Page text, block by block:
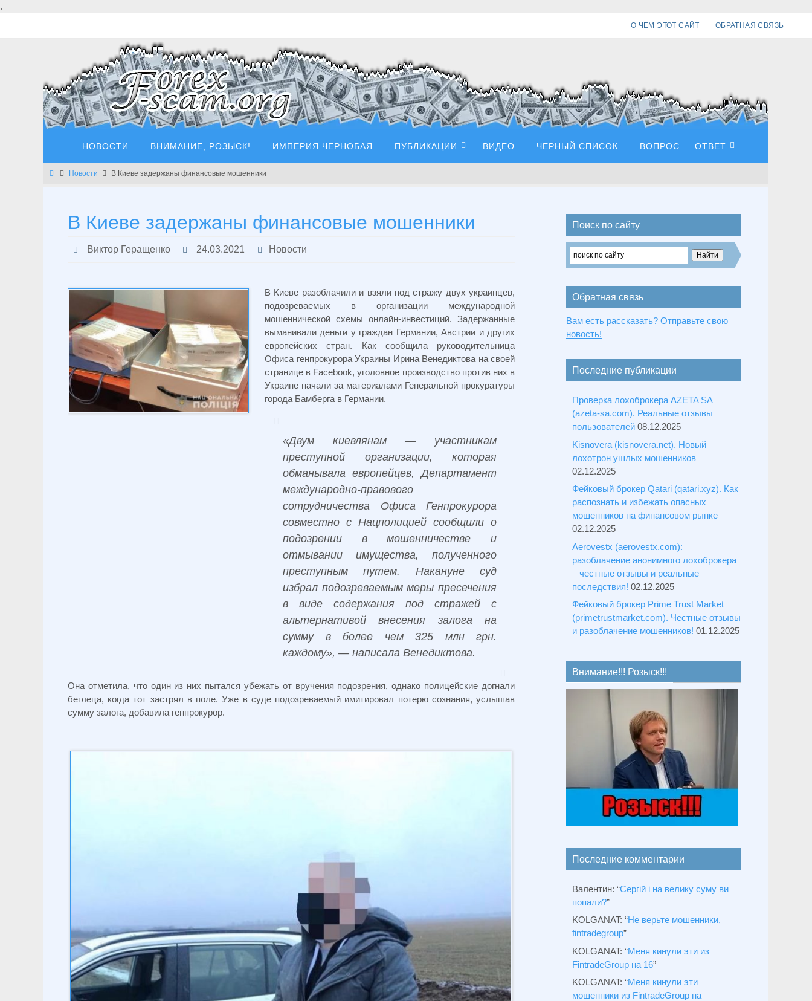
.
О ЧЕМ ЭТОТ САЙТ ОБРАТНАЯ СВЯЗЬ
НОВОСТИ ВНИМАНИЕ, РОЗЫСК! ИМПЕРИЯ ЧЕРНОБАЯ ПУБЛИКАЦИИ ВИДЕО ЧЕРНЫЙ СПИСОК ВОПРОС — ОТВЕТ
Главная
Новости В Киеве задержаны финансовые мошенники
В Киеве задержаны финансовые мошенники
Виктор Геращенко 24.03.2021 Новости
В Киеве разоблачили и взяли под стражу двух украинцев,
подозреваемых в организации международной
мошеннической схемы онлайн-инвестиций. Задержанные
выманивали деньги у граждан Германии, Австрии и других
европейских стран. Как сообщила руководительница
Офиса генпрокурора Украины Ирина Венедиктова на своей
странице в Facebook, уголовное производство против них в
Украине начали за материалами Генеральной прокуратуры
города Бамберга в Германии.
«Двум киевлянам — участникам
преступной организации, которая
обманывала европейцев, Департамент
международно-правового
сотрудничества Офиса Генпрокурора
совместно с Нацполицией сообщили о
подозрении в мошенничестве и
отмывании имущества, полученного
преступным путем. Накануне суд
избрал подозреваемым меры пресечения
в виде содержания под стражей с
альтернативой внесения залога на
сумму в более чем 325 млн грн.
каждому», — написала Венедиктова.
Она отметила, что один из них пытался убежать от вручения подозрения, однако полицейские догнали
беглеца, когда тот застрял в поле. Уже в суде подозреваемый имитировал потерю сознания, услышав
сумму залога, добавила генпрокурор.
Поиск по сайту
Обратная связь
Вам есть рассказать? Отправьте свою
новость!
Последние публикации
Проверка лохоброкера AZETA SA
(azeta-sa.com). Реальные отзывы
пользователей 08.12.2025
Kisnovera (kisnovera.net). Новый
лохотрон ушлых мошенников
02.12.2025
Фейковый брокер Qatari (qatari.xyz). Как
распознать и избежать опасных
мошенников на финансовом рынке
02.12.2025
Aerovestx (aerovestx.com):
разоблачение анонимного лохоброкера
– честные отзывы и реальные
последствия! 02.12.2025
Фейковый брокер Prime Trust Market
(primetrustmarket.com). Честные отзывы
и разоблачение мошенников! 01.12.2025
Внимание!!! Розыск!!!
Последние комментарии
Валентин: “Сергій і на велику суму ви
попали?”
KOLGANAT: “Не верьте мошенники,
fintradegroup”
KOLGANAT: “Меня кинули эти из
FintradeGroup на 16”
KOLGANAT: “Меня кинули эти
мошенники из FintradeGroup на